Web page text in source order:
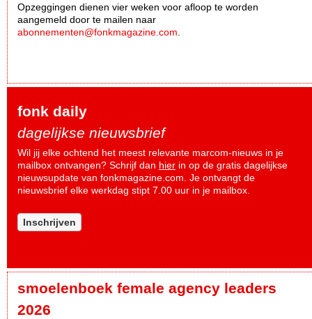
Opzeggingen dienen vier weken voor afloop te worden
aangemeld door te mailen naar
abonnementen@fonkmagazine.com
fonk daily
dagelijkse nieuwsbrief
Wil jij elke ochtend het meest relevante marcom-nieuws in je
mailbox ontvangen? Schrijf dan hier in op de gratis dagelijkse
nieuwsupdate van fonkmagazine.com. Je ontvangt de
nieuwsbrief elke werkdag stipt 7.00 uur in je mailbox.
Inschrijven
smoelenboek female agency leaders
2026